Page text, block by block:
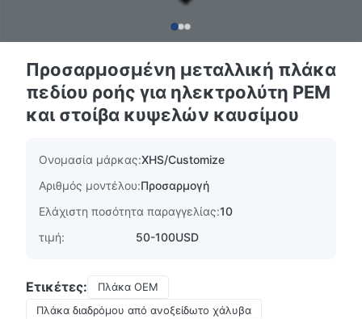
Προσαρμοσμένη μεταλλική πλάκα
πεδίου ροής για ηλεκτρολύτη PEM
και στοίβα κυψελών καυσίμου
Ονομασία μάρκας:XHS/Customize
Αριθμός μοντέλου:Προσαρμογή
Ελάχιστη ποσότητα παραγγελίας:10
τιμή:
50-100USD
Ετικέτες:
Πλάκα OEM
Πλάκα διαδρόμου από ανοξείδωτο χάλυβα